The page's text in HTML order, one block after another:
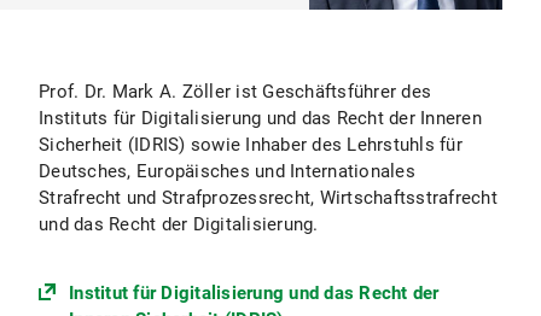
Prof. Dr. Mark A. Zöller ist Geschäftsführer des
Instituts für Digitalisierung und das Recht der Inneren
Sicherheit (IDRIS) sowie Inhaber des Lehrstuhls für
Deutsches, Europäisches und Internationales
Strafrecht und Strafprozessrecht, Wirtschaftsstrafrecht
und das Recht der Digitalisierung.
Institut für Digitalisierung und das Recht der